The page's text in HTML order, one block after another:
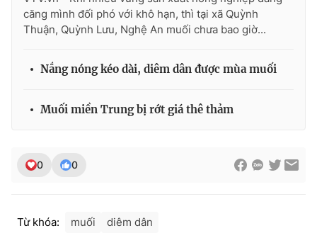
THỜI BÁO VTV
Giấy phép hoạt động báo in và báo điện tử số 483/GP-BTTTT
căng mình đối phó với khô hạn, thì tại xã Quỳnh
Thuận, Quỳnh Lưu, Nghệ An muối chưa bao giờ...
Nắng nóng kéo dài, diêm dân được mùa muối
Muối miền Trung bị rớt giá thê thảm
0 0
Từ khóa: muối diêm dân